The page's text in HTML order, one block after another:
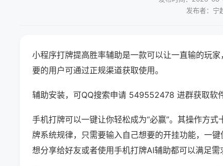
发布者：宁
小程序打牌提高胜率辅助是一款可以让一直输的玩
要的用户可通过正规渠道获取使用。
辅助安装，可QQ搜索申请 549552478 进群获取软
手机打牌可以一键让你轻松成为“必赢”。其操作方
牌系统规律，只需要输入自己想要的开挂功能，一
想分享给好友或者使用手机打牌AI辅助都可以满足需